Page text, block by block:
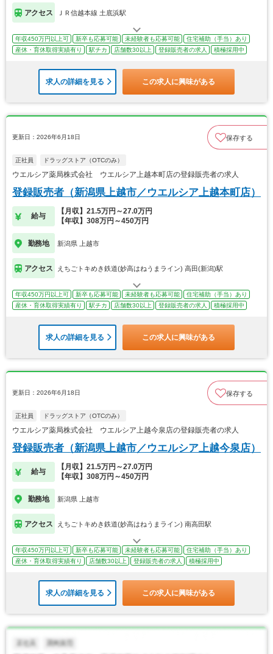
アクセス ＪＲ信越本線 土底浜駅
年収450万円以上可 新卒も応募可能 未経験者も応募可能
住宅補助（手当）あり
産休・育休取得実績有り
駅チカ 店舗数30以上 登録販売者の求人 積極採用中
求人の詳細を見る この求人に興味がある
更新日：2026年6月18日 保存する
正社員 ドラッグストア（OTCのみ）
ウエルシア薬局株式会社 ウエルシア上越本町店の登録販売者の求人
登録販売者（新潟県上越市／ウエルシア上越本町店）
給与
【月収】21.5万円～27.0万円
【年収】308万円～450万円
勤務地 新潟県 上越市
アクセス えちごトキめき鉄道(妙高はねうまライン) 高田(新潟)駅
年収450万円以上可 新卒も応募可能 未経験者も応募可能
住宅補助（手当）あり
産休・育休取得実績有り
駅チカ 店舗数30以上 登録販売者の求人 積極採用中
求人の詳細を見る この求人に興味がある
更新日：2026年6月18日 保存する
正社員 ドラッグストア（OTCのみ）
ウエルシア薬局株式会社 ウエルシア上越今泉店の登録販売者の求人
登録販売者（新潟県上越市／ウエルシア上越今泉店）
給与
【月収】21.5万円～27.0万円
【年収】308万円～450万円
勤務地 新潟県 上越市
アクセス えちごトキめき鉄道(妙高はねうまライン) 南高田駅
年収450万円以上可 新卒も応募可能 未経験者も応募可能
住宅補助（手当）あり
産休・育休取得実績有り
店舗数30以上 登録販売者の求人 積極採用中
求人の詳細を見る この求人に興味がある